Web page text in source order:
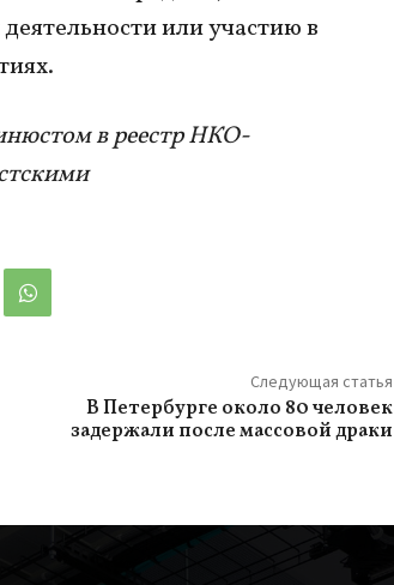
или участию в
в реестр НКО-
Следующая статья
В Петербурге около 80 человек
задержали после массовой драки